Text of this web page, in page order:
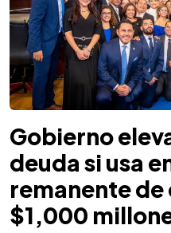
Gobierno
deuda si usa
remanente de
$1,000